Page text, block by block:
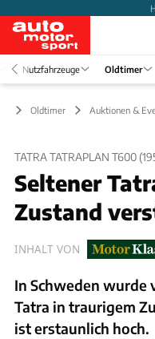
Nutzfahrzeuge Oldtimer
Oldtimer Auktionen &
TATRA TATRAPLAN T600
Seltener
Zustand
INHALT VON
In Schweden wurde
Tatra in traurigem
ist erstaunlich hoch.